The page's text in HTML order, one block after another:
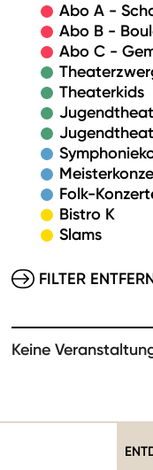
Abo A -
Abo B -
Abo C -
Theaterkids
Folk-
Bistro K
Slams
FILTER
Keine